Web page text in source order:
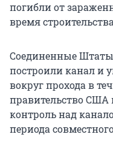
погибли от
время
Соединенные Штаты
построили канал и
вокруг прохода в
правительство США
контроль над
периода